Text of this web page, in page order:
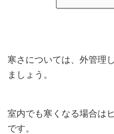
寒さについては、外管理
ましょう。
室内でも寒くなる場合は
です。